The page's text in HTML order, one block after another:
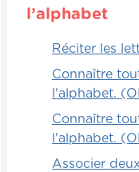
l’alphabet
Réciter les
Connaître
l'alphabet.
Connaître
l'alphabet.
Associer